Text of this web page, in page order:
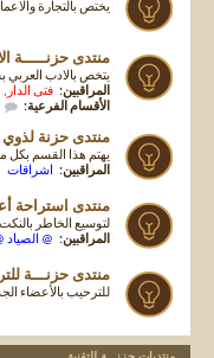
يختص بالتجارة
منتدى حزنـــــة
يتخص بالادب
المراقبين: فتى الدار ,
الأقسام الفرعية:
منتدى حزنة لذوي
يهتم هذا القسم
المراقبين:
اشراقات
منتدى استراحة
لتوسيع الخاطر
المراقبين: @ الصياد
منتدى حزنـــة
للترحيب بالأعضاء